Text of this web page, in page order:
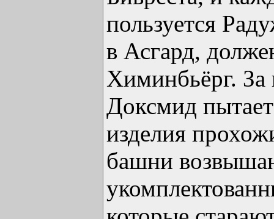
пользуется
в Асгард,
Химинбьёрг.
Доксмид
изделия
башни